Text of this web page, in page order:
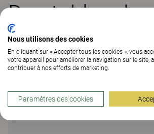
Des tables de
Nous utilisons des cookies
En cliquant sur « Accepter tous les cookies », vous
votre appareil pour améliorer la navigation sur le site,
contribuer à nos efforts de marketing.
Paramètres des cookies